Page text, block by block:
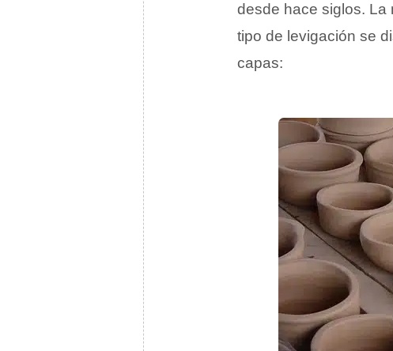
desde hace siglos. La
tipo de levigación se
capas: